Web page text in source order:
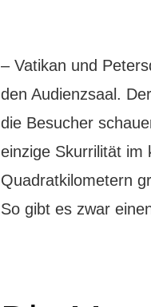
– Vatikan und
den Audienzsaal.
die Besucher
einzige Skurrilität im
Quadratkilometern
So gibt es zwar